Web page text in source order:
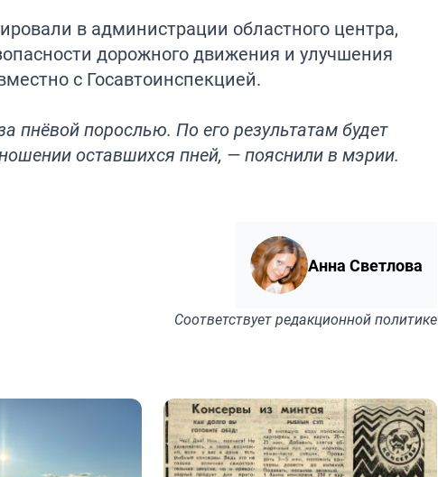
в администрации областного центра,
дорожного движения и улучшения
с Госавтоинспекцией.
пнёвой порослью. По его результатам будет
оставшихся пней, — пояснили в мэрии.
Анна Светлова
Соответствуетредакционной политике